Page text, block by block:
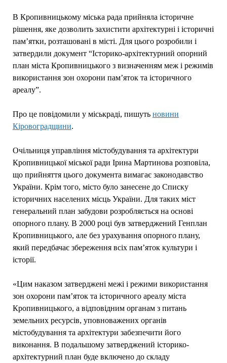
В Кропивницькому міська рада прийняла історичне
рішення, яке дозволить захистити архітектурні і історичні
пам’ятки, розташовані в місті. Для цього розробили і
затвердили документ “Історико-архітектурний опорний
план міста Кропивницького з визначенням меж і режимів
використання зон охорони пам’яток та історичного
ареалу”.
Про це повідомили у міськраді, пишуть новини
Кіровоградщини.
Очільниця управління містобудування та архітектури
Кропивницької міської ради Ірина Мартинова розповіла,
що прийняття цього документа вимагає законодавство
України. Крім того, місто було занесене до Списку
історичних населених місць України. Для таких міст
генеральний план забудови розробляється на основі
опорного плану. В 2000 році був затверджений Генплан
Кропивницького, але без урахування опорного плану,
який передбачає збереження всіх пам’яток культури і
історії.
«Цим наказом затверджені межі і режими використання
зон охорони пам’яток та історичного ареалу міста
Кропивницького, а відповідним органам з питань
земельних ресурсів, уповноважених органів
містобудування та архітектури забезпечити його
виконання. В подальшому затверджений історико-
архітектурний план буде включено до складу